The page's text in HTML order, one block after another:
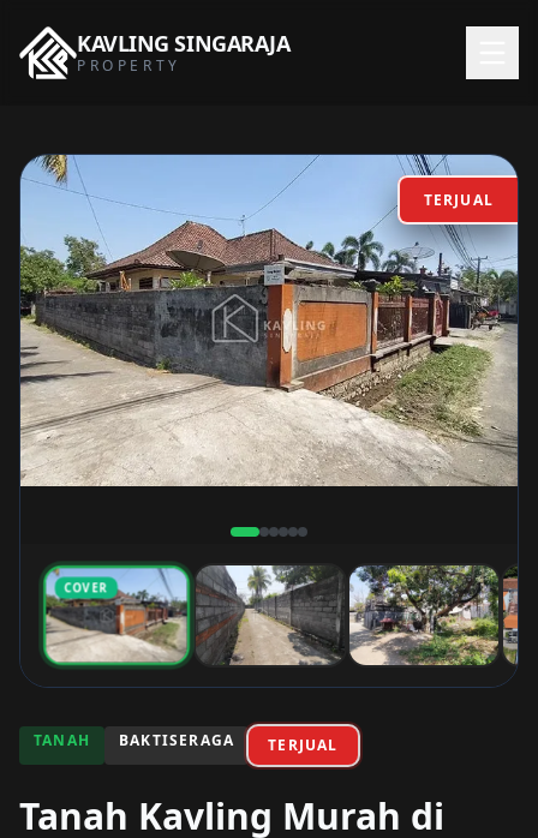
KAVLING SINGARAJA
PROPERTY
TERJUAL
COVER
TANAH BAKTISERAGA TERJUAL
Tanah Kavling Murah di